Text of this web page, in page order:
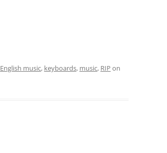
English music, keyboards, music, RIP on